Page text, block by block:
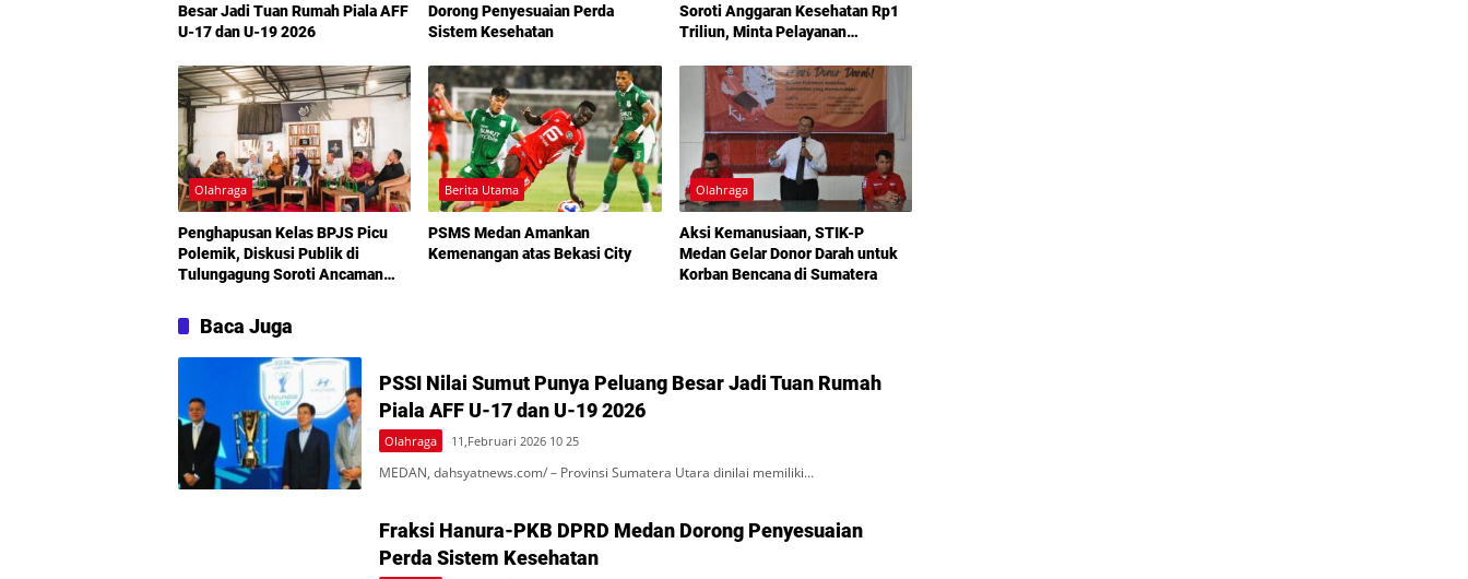
Besar Jadi Tuan Rumah Piala AFF
U-17 dan U-19 2026
Dorong Penyesuaian Perda
Sistem Kesehatan
Soroti Anggaran Kesehatan Rp1
Triliun, Minta Pelayanan
Olahraga
Penghapusan Kelas BPJS Picu
Polemik, Diskusi Publik di
Tulungagung Soroti Ancaman
Berita Utama
PSMS Medan Amankan
Kemenangan atas Bekasi City
Olahraga
Aksi Kemanusiaan, STIK-P
Medan Gelar Donor Darah untuk
Korban Bencana di Sumatera
Baca Juga
PSSI Nilai Sumut Punya Peluang Besar Jadi Tuan Rumah
Piala AFF U-17 dan U-19 2026
Olahraga 11,Februari 2026 10 25
MEDAN, dahsyatnews.com/ – Provinsi Sumatera Utara dinilai memiliki…
Fraksi Hanura-PKB DPRD Medan Dorong Penyesuaian
Perda Sistem Kesehatan